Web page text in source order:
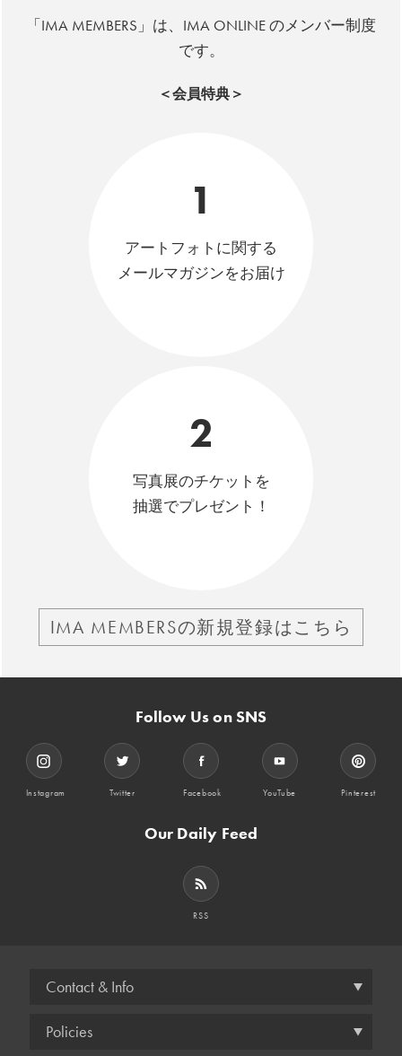
「IMA MEMBERS」は、IMA ONLINE のメンバー制度
です。
＜会員特典＞
1
アートフォトに関する
メールマガジンをお届け
2
写真展のチケットを
抽選でプレゼント！
IMA MEMBERSの新規登録はこちら
Follow Us on SNS
Instagram Twitter Facebook YouTube Pinterest
Our Daily Feed
RSS
Contact & Info
Policies